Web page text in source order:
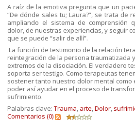
A raíz de la emotiva pregunta que un
“De dónde sales tu; Laura?”, se trata de
ampliando el sistema de comprensión
dolor, de nuestras experiencias, y seguir
que se puede “salir de allí”.
La función de testimonio de la relación
reintegración de la persona traumatizada
extremos de la disociación. El verdadero
soporta ser testigo. Como terapeutas
sostener tanto nuestro dolor mental como
poder así ayudar en el proceso de
sufrimiento.
Palabras clave: Trauma, arte,Dolor,
Comentarios (0)